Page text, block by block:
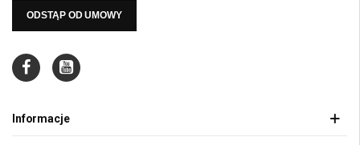
ODSTĄP OD UMOWY
Informacje